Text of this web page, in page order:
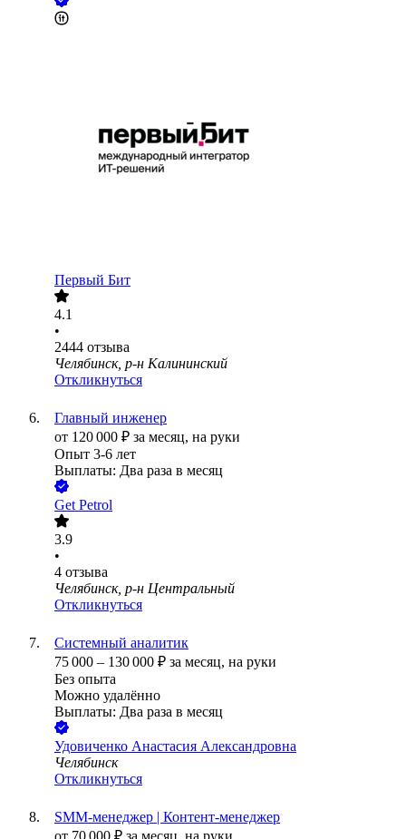
Первый Бит
4.1
•
2444 отзыва
Челябинск, р-н Калининский
Откликнуться
Главный инженер
от 120 000 ₽ за месяц, на руки
Опыт 3-6 лет
Выплаты: Два раза в месяц
Get Petrol
3.9
•
4 отзыва
Челябинск, р-н Центральный
Откликнуться
Системный аналитик
75 000 – 130 000 ₽ за месяц, на руки
Без опыта
Можно удалённо
Выплаты: Два раза в месяц
Удовиченко Анастасия Александровна
Челябинск
Откликнуться
SMM-менеджер | Контент-менеджер